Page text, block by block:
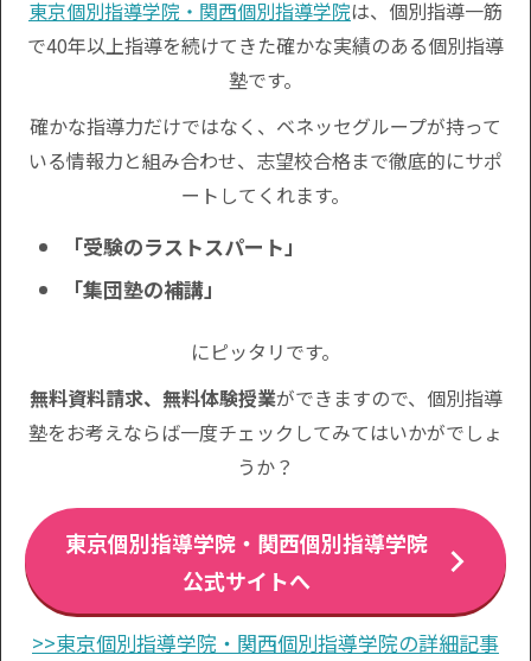
東京個別指導学院・関西個別指導学院は、個別指導一筋
で40年以上指導を続けてきた確かな実績のある個別指導
塾です。
確かな指導力だけではなく、ベネッセグループが持って
いる情報力と組み合わせ、志望校合格まで徹底的にサポ
ートしてくれます。
「受験のラストスパート」
「集団塾の補講」
にピッタリです。
無料資料請求、無料体験授業ができますので、個別指導
塾をお考えならば一度チェックしてみてはいかがでしょ
うか？
東京個別指導学院・関西個別指導学院
公式サイトへ
>>東京個別指導学院・関西個別指導学院の詳細記事